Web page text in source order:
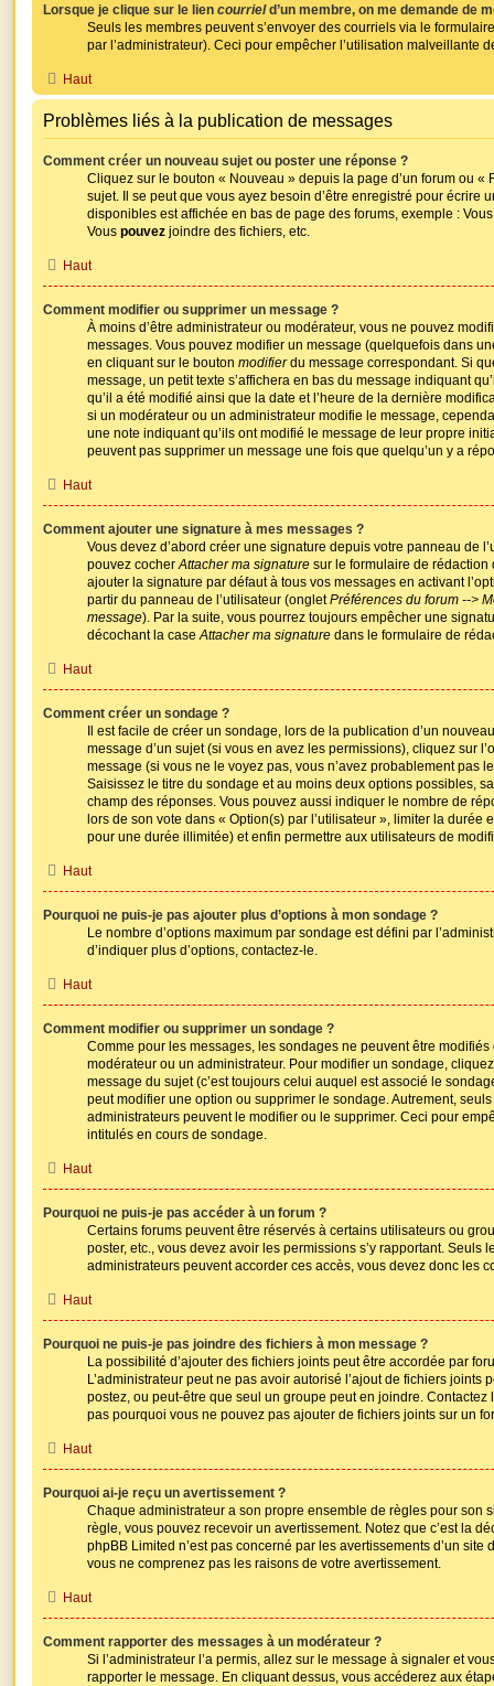
Lorsque je clique sur le lien courrield’un membre, on me demande de
Seuls les membres peuvent s’envoyer des courriels via le
par l’administrateur). Ceci pour empêcher l’utilisation malveillante
Haut
Problèmes liés à la publication de messages
Comment créer un nouveau sujet ou poster une réponse ?
Cliquez sur le bouton « Nouveau » depuis la page d’un forum ou «
sujet. Il se peut que vous ayez besoin d’être enregistré pour écrire
disponibles est affichée en bas de page des forums, exemple :
Vous pouvez joindre des fichiers, etc.
Haut
Comment modifier ou supprimer un message ?
À moins d’être administrateur ou modérateur, vous ne pouvez
messages. Vous pouvez modifier un message (quelquefois dans
en cliquant sur le bouton modifierdu message correspondant. Si
message, un petit texte s’affichera en bas du message indiquant
qu’il a été modifié ainsi que la date et l’heure de la dernière
si un modérateur ou un administrateur modifie le message,
une note indiquant qu’ils ont modifié le message de leur propre
peuvent pas supprimer un message une fois que quelqu’un y a
Haut
Comment ajouter une signature à mes messages ?
Vous devez d’abord créer une signature depuis votre panneau de
pouvez cocher Attacher ma signature sur le formulaire de rédaction
ajouter la signature par défaut à tous vos messages en activant
partir du panneau de l’utilisateur (ongletPréférences du forum -->
message). Par la suite, vous pourrez toujours empêcher une
décochant la case Attacher ma signature dans le formulaire de
Haut
Comment créer un sondage ?
Il est facile de créer un sondage, lors de la publication d’un
message d’un sujet (si vous en avez les permissions), cliquez sur
message (si vous ne le voyez pas, vous n’avez probablement pas
Saisissez le titre du sondage et au moins deux options possibles,
champ des réponses. Vous pouvez aussi indiquer le nombre de
lors de son vote dans « Option(s) par l’utilisateur », limiter la durée
pour une durée illimitée) et enfin permettre aux utilisateurs de
Haut
Pourquoi ne puis-je pas ajouter plus d’options à mon sondage ?
Le nombre d’options maximum par sondage est défini par
d’indiquer plus d’options, contactez-le.
Haut
Comment modifier ou supprimer un sondage ?
Comme pour les messages, les sondages ne peuvent être modifiés
modérateur ou un administrateur. Pour modifier un sondage,
message du sujet (c’est toujours celui auquel est associé le
peut modifier une option ou supprimer le sondage. Autrement,
administrateurs peuvent le modifier ou le supprimer. Ceci pour
intitulés en cours de sondage.
Haut
Pourquoi ne puis-je pas accéder à un forum ?
Certains forums peuvent être réservés à certains utilisateurs ou
poster, etc., vous devez avoir les permissions s’y rapportant. Seuls
administrateurs peuvent accorder ces accès, vous devez donc les
Haut
Pourquoi ne puis-je pas joindre des fichiers à mon message ?
La possibilité d’ajouter des fichiers joints peut être accordée par
L’administrateur peut ne pas avoir autorisé l’ajout de fichiers joints
postez, ou peut-être que seul un groupe peut en joindre. Contactez
pas pourquoi vous ne pouvez pas ajouter de fichiers joints sur un
Haut
Pourquoi ai-je reçu un avertissement ?
Chaque administrateur a son propre ensemble de règles pour son
règle, vous pouvez recevoir un avertissement. Notez que c’est la
phpBB Limited n’est pas concerné par les avertissements d’un site
vous ne comprenez pas les raisons de votre avertissement.
Haut
Comment rapporter des messages à un modérateur ?
Si l’administrateur l’a permis, allez sur le message à signaler et
rapporter le message. En cliquant dessus, vous accéderez aux